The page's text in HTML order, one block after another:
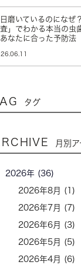
磨いているのになぜ
」でわかる本当の虫
なたに合った予防法
タグ
月別
2026年 (36)
2026年8月 (1)
2026年7月 (7)
2026年6月 (3)
2026年5月 (5)
2026年4月 (6)